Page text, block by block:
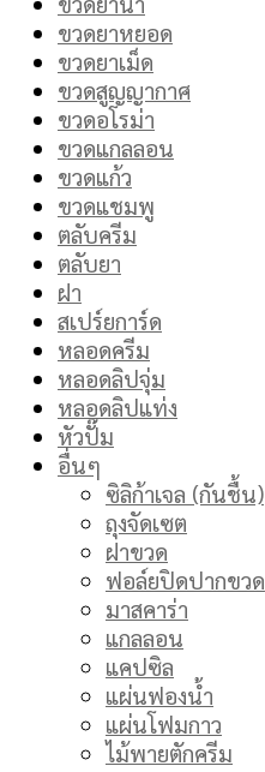
ขวดยาหยอด
ขวดยาเม็ด
ขวดสูญญากาศ
ขวดอโรม่า
ขวดแกลลอน
ขวดแก้ว
ขวดแชมพู
ตลับครีม
ตลับยา
ฝา
สเปร์ยการ์ด
หลอดครีม
หลอดลิปจุ่ม
หลอดลิปแท่ง
หัวปั๊ม
อื่นๆ
ซิลิก้าเจล (กันชื้น)
ถุงจัดเซต
ฝาขวด
ฟอล์ยปิดปากขวด
มาสคาร่า
แกลลอน
แคปซิล
แผ่นฟองน้ำ
แผ่นโฟมกาว
ไม้พายตักครีม